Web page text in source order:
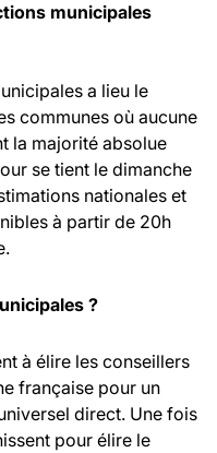
municipales
a lieu le
communes où aucune
la majorité absolue
se tient le dimanche
nationales et
à partir de 20h
?
à élire les conseillers
française pour un
direct. Une fois
pour élire le